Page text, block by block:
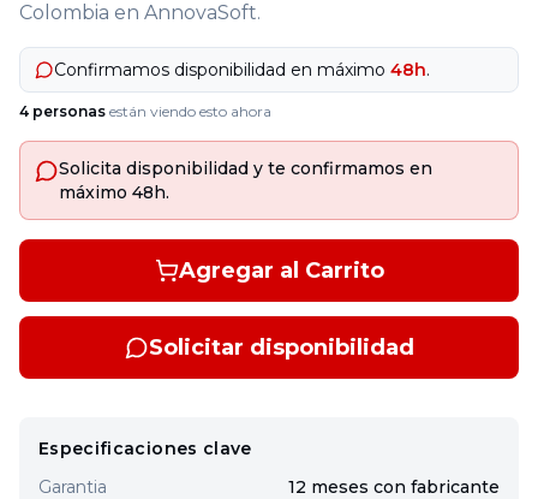
Colombia en AnnovaSoft.
Confirmamos disponibilidad en máximo 48h.
4 personas están viendo esto ahora
Solicita disponibilidad y te confirmamos en
máximo 48h.
Agregar al Carrito
Solicitar disponibilidad
Especificaciones clave
Garantia
12 meses con fabricante